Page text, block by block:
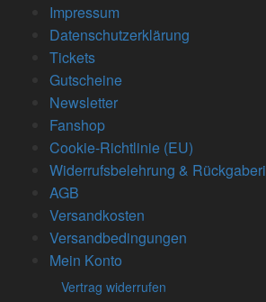
Impressum
Datenschutzerklärung
Tickets
Gutscheine
Newsletter
Fanshop
Cookie-Richtlinie (EU)
Widerrufsbelehrung &
AGB
Versandkosten
Versandbedingungen
Mein Konto
Vertrag widerrufen